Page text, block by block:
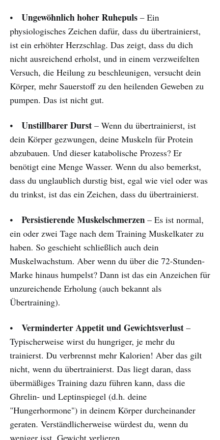
• Ungewöhnlich hoher Ruhepuls – Ein
physiologisches Zeichen dafür, dass du übertrainierst,
ist ein erhöhter Herzschlag. Das zeigt, dass du dich
nicht ausreichend erholst, und in einem verzweifelten
Versuch, die Heilung zu beschleunigen, versucht dein
Körper, mehr Sauerstoff zu den heilenden Geweben zu
pumpen. Das ist nicht gut.
• Unstillbarer Durst – Wenn du übertrainierst, ist
dein Körper gezwungen, deine Muskeln für Protein
abzubauen. Und dieser katabolische Prozess? Er
benötigt eine Menge Wasser. Wenn du also bemerkst,
dass du unglaublich durstig bist, egal wie viel oder was
du trinkst, ist das ein Zeichen, dass du übertrainierst.
• Persistierende Muskelschmerzen – Es ist normal,
ein oder zwei Tage nach dem Training Muskelkater zu
haben. So geschieht schließlich auch dein
Muskelwachstum. Aber wenn du über die 72-Stunden-
Marke hinaus humpelst? Dann ist das ein Anzeichen für
unzureichende Erholung (auch bekannt als
Übertraining).
• Verminderter Appetit und Gewichtsverlust –
Typischerweise wirst du hungriger, je mehr du
trainierst. Du verbrennst mehr Kalorien! Aber das gilt
nicht, wenn du übertrainierst. Das liegt daran, dass
übermäßiges Training dazu führen kann, dass die
Ghrelin- und Leptinspiegel (d.h. deine
"Hungerhormone") in deinem Körper durcheinander
geraten. Verständlicherweise würdest du, wenn du
weniger isst, Gewicht verlieren.